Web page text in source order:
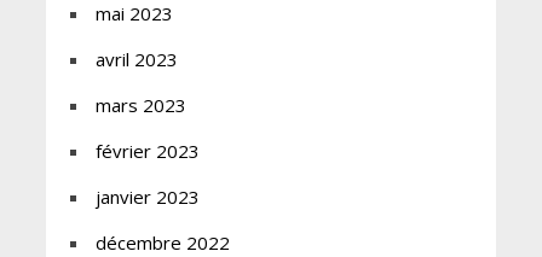
mai 2023
avril 2023
mars 2023
février 2023
janvier 2023
décembre 2022